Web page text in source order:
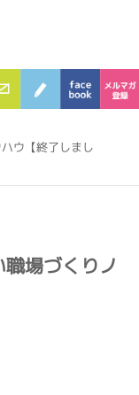
36-2023
お問合わせフォー
ブログ
ウ【終了しまし
場づくりノ